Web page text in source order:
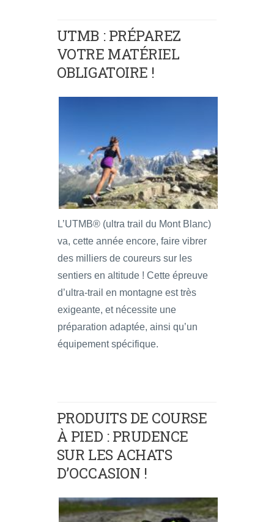
UTMB : PRÉPAREZ
VOTRE MATÉRIEL
OBLIGATOIRE !
L’UTMB® (ultra trail du Mont Blanc)
va, cette année encore, faire vibrer
des milliers de coureurs sur les
sentiers en altitude ! Cette épreuve
d’ultra-trail en montagne est très
exigeante, et nécessite une
préparation adaptée, ainsi qu’un
équipement spécifique.
PRODUITS DE COURSE
À PIED : PRUDENCE
SUR LES ACHATS
D’OCCASION !